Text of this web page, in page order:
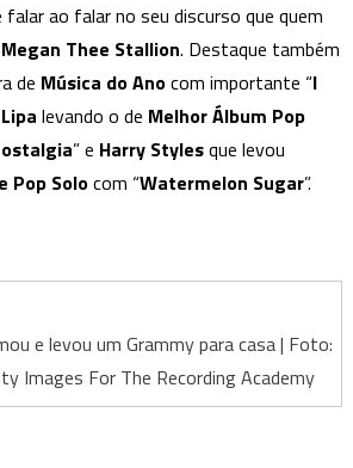
falar ao falar no seu discurso que quem
Megan Thee Stallion. Destaque também
de Música do Anocom importante “I
levando o de Melhor Álbum Pop
” e Harry Stylesque levou
Pop Solocom “Watermelon Sugar”.
e levou um Grammy para casa | Foto:
Images For The Recording Academy